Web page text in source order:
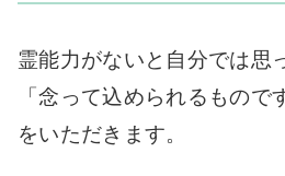
霊能力がないと自分では思
「念って込められるもので
をいただきます。